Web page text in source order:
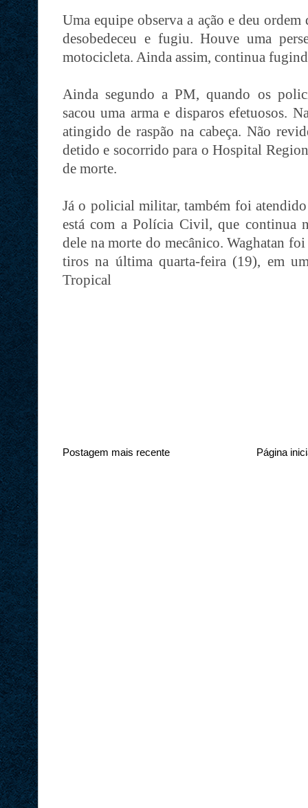
Uma equipe observa a ação e deu
desobedeceu e fugiu. Houve uma
motocicleta. Ainda assim, continua
Ainda segundo a PM, quando os
sacou uma arma e disparos efetuosos.
atingido de raspão na cabeça. Não
detido e socorrido para o Hospital
de morte.
Já o policial militar, também foi
está com a Polícia Civil, que continua
dele na morte do mecânico. Waghatan
tiros na última quarta-feira (19), em
Tropical
Postagem mais recente Página